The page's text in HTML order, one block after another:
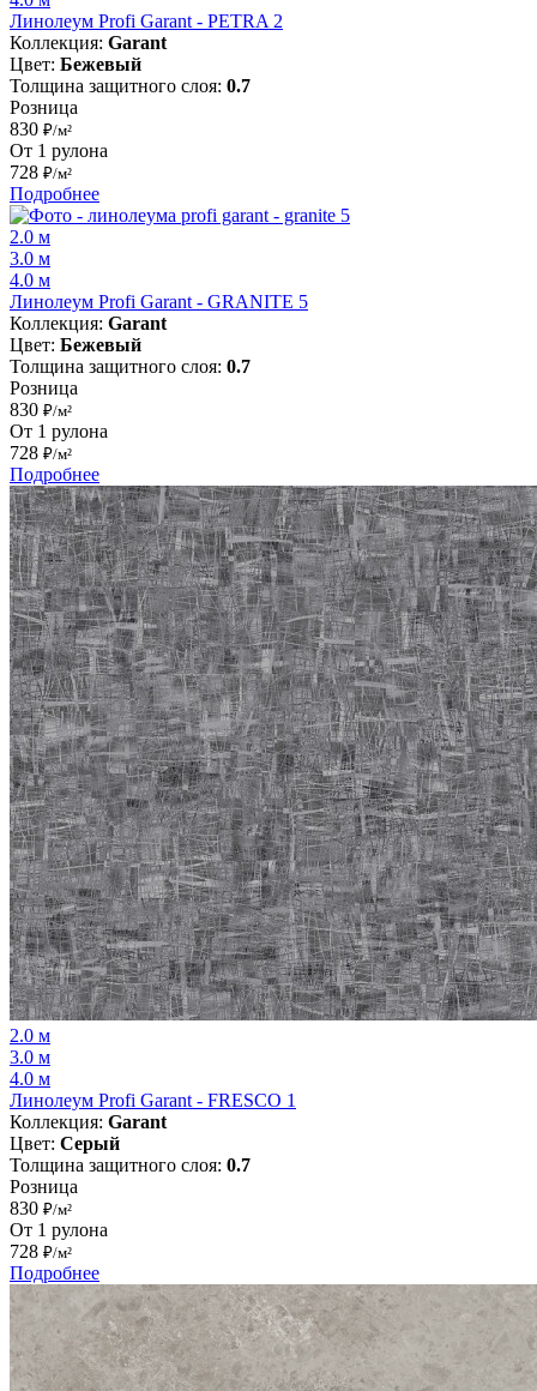
Линолеум Profi Garant - PETRA 2
Коллекция: Garant
Цвет: Бежевый
Толщина защитного слоя: 0.7
Розница
830 ₽/м²
От 1 рулона
728 ₽/м²
Подробнее
2.0 м
3.0 м
4.0 м
Линолеум Profi Garant - GRANITE 5
Коллекция: Garant
Цвет: Бежевый
Толщина защитного слоя: 0.7
Розница
830 ₽/м²
От 1 рулона
728 ₽/м²
Подробнее
2.0 м
3.0 м
4.0 м
Линолеум Profi Garant - FRESCO 1
Коллекция: Garant
Цвет: Серый
Толщина защитного слоя: 0.7
Розница
830 ₽/м²
От 1 рулона
728 ₽/м²
Подробнее